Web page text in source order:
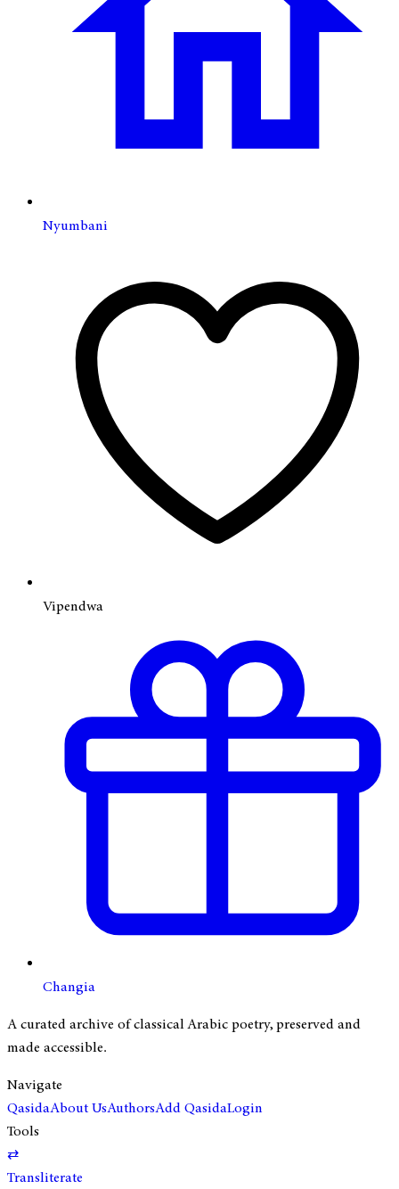
Nyumbani
Vipendwa
Changia
A curated archive of classical Arabic poetry, preserved and
made accessible.
Navigate
QasidaAbout UsAuthorsAdd QasidaLogin
Tools
⇄
Transliterate